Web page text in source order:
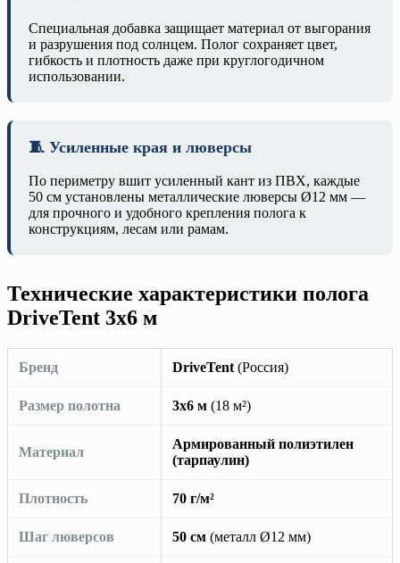
Специальная добавка защищает материал от выгорания
и разрушения под солнцем. Полог сохраняет цвет,
гибкость и плотность даже при круглогодичном
использовании.
🧵 Усиленные края и люверсы
По периметру вшит усиленный кант из ПВХ, каждые
50 см установлены металлические люверсы Ø12 мм —
для прочного и удобного крепления полога к
конструкциям, лесам или рамам.
Технические характеристики полога
DriveTent 3х6 м
Бренд DriveTent (Россия)
Размер полотна 3х6 м (18 м²)
Материал
Армированный полиэтилен
(тарпаулин)
Плотность 70 г/м²
Шаг люверсов 50 см (металл Ø12 мм)